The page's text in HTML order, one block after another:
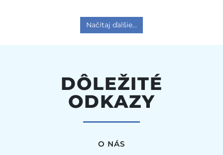
Načítaj ďalšie...
DÔLEŽITÉ
ODKAZY
O NÁS